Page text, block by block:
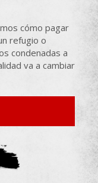
cómo pagar
refugio o
condenadas a
va a cambiar